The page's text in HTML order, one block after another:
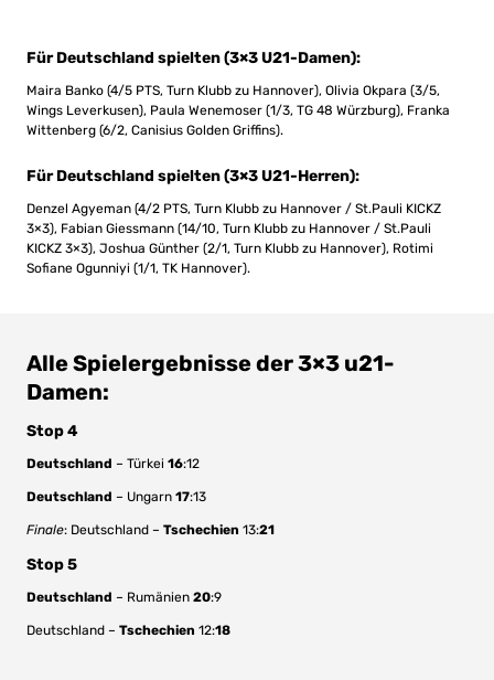
Für Deutschland spielten (3×3 U21-Damen):
Maira Banko (4/5 PTS, Turn Klubb zu Hannover), Olivia Okpara (3/5,
Wings Leverkusen), Paula Wenemoser (1/3, TG 48 Würzburg), Franka
Wittenberg (6/2, Canisius Golden Griffins).
Für Deutschland spielten (3×3 U21-Herren):
Denzel Agyeman (4/2 PTS, Turn Klubb zu Hannover / St.Pauli KICKZ
3×3), Fabian Giessmann (14/10, Turn Klubb zu Hannover / St.Pauli
KICKZ 3×3), Joshua Günther (2/1, Turn Klubb zu Hannover), Rotimi
Sofiane Ogunniyi (1/1, TK Hannover).
Alle Spielergebnisse der 3×3 u21-
Damen:
Stop 4
Deutschland – Türkei 16:12
Deutschland – Ungarn 17:13
Finale: Deutschland – Tschechien 13:21
Stop 5
Deutschland – Rumänien 20:9
Deutschland – Tschechien 12:18